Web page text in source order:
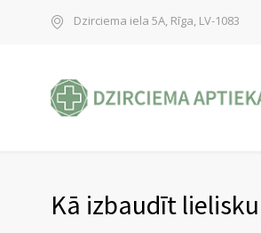
Dzirciema iela 5A, Rīga, LV-1083
Kā izbaudīt